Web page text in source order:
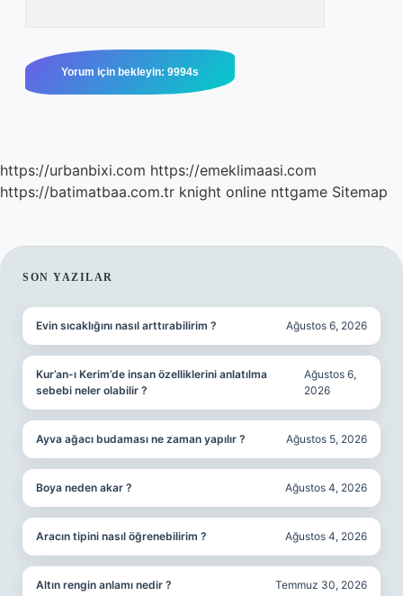
https://urbanbixi.com https://emeklimaasi.com
https://batimatbaa.com.tr knight online nttgame Sitemap
SIDEBAR
SON YAZILAR
Evin sıcaklığını nasıl arttırabilirim ? Ağustos 6, 2026
Kur’an-ı Kerim’de insan özelliklerini anlatılma
sebebi neler olabilir ?
Ağustos 6,
2026
Ayva ağacı budaması ne zaman yapılır ? Ağustos 5, 2026
Boya neden akar ? Ağustos 4, 2026
Aracın tipini nasıl öğrenebilirim ? Ağustos 4, 2026
Altın rengin anlamı nedir ? Temmuz 30, 2026